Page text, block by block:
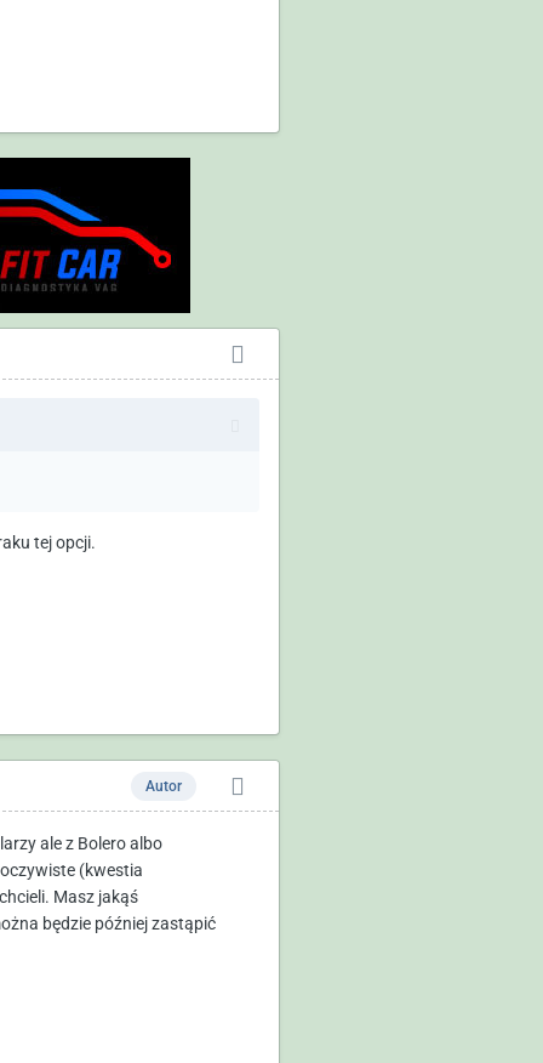
tej opcji.
Autor
ale z Bolero albo
oczywiste (kwestia
Masz jakąś
będzie później zastąpić